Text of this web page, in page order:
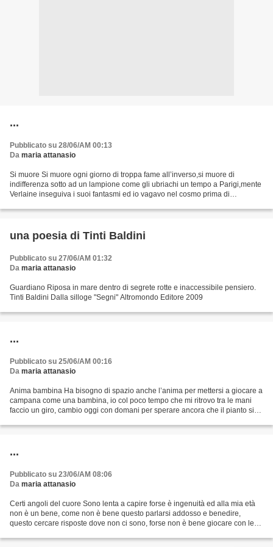
...
Pubblicato su 28/06/AM 00:13
Da maria attanasio
Si muore Si muore ogni giorno di troppa fame all’inverso,si muore di
indifferenza sotto ad un lampione come gli ubriachi un tempo a Parigi,mente
Verlaine inseguiva i suoi fantasmi ed io vagavo nel cosmo prima di
una poesia di Tinti Baldini
Pubblicato su 27/06/AM 01:32
Da maria attanasio
Guardiano Riposa in mare dentro di segrete rotte e inaccessibile pensiero.
Tinti Baldini Dalla silloge "Segni" Altromondo Editore 2009
...
Pubblicato su 25/06/AM 00:16
Da maria attanasio
Anima bambina Ha bisogno di spazio anche l’anima per mettersi a giocare a
campana come una bambina, io col poco tempo che mi ritrovo tra le mani
faccio un giro, cambio oggi con domani per sperare ancora che il pianto si
...
Pubblicato su 23/06/AM 08:06
Da maria attanasio
Certi angoli del cuore Sono lenta a capire forse è ingenuità ed alla mia età
non è un bene, come non è bene questo parlarsi addosso e benedire,
questo cercare risposte dove non ci sono, forse non è bene giocare con le